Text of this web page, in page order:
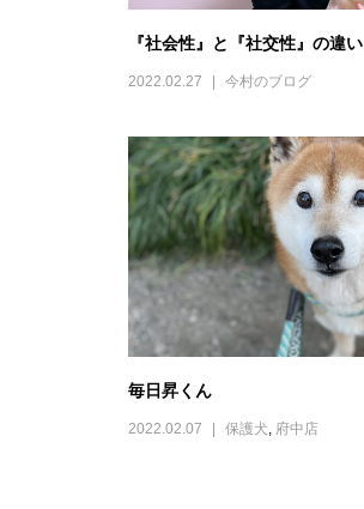
『社会性』と『社交性』の違
2022.02.27 今村のブログ
毎日昇くん
2022.02.07 保護犬, 府中店